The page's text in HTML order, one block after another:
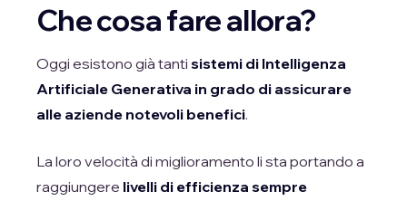
Che cosa fare allora?
Oggi esistono già tanti sistemi di Intelligenza
Artificiale Generativa in grado di assicurare
alle aziende notevoli benefici.
La loro velocità di miglioramento li sta portando a
raggiungere livelli di efficienza sempre